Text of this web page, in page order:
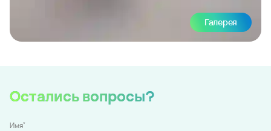
Галерея
Остались вопросы?
Имя*